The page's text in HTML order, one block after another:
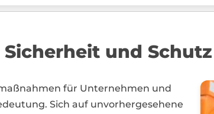
und
für Unternehmen und
Sich auf unvorhergesehene